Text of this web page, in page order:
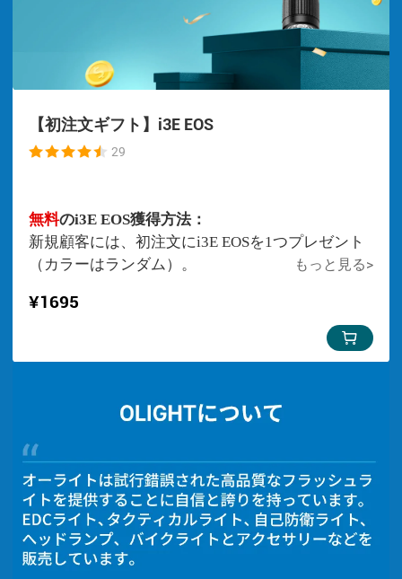
【初注文ギフト】i3E EOS
29
もっと見る>
無料のi3E EOS獲得方法：
新規顧客には、初注文にi3E EOSを1つプレゼント
（ カラーはランダム） 。
予告なく変更または終了する場合がございますの
60.5mm*14mmのサイズのキーライト
90ルーメンの明るさに達し、照射距離は最大で44
メートル
単4電池一本を採用、電源が切れても交換便利
1.5メートルの耐落下効果とIPX8規格の防水力を備
える
¥1695